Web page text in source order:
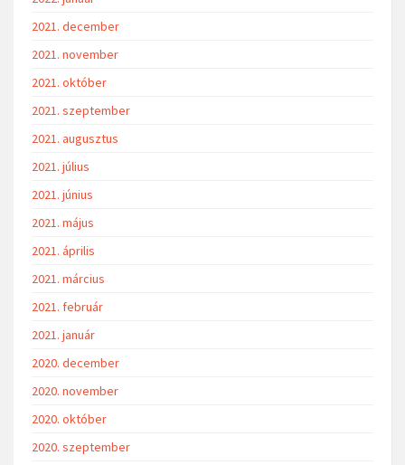
2021. december
2021. november
2021. október
2021. szeptember
2021. augusztus
2021. július
2021. június
2021. május
2021. április
2021. március
2021. február
2021. január
2020. december
2020. november
2020. október
2020. szeptember